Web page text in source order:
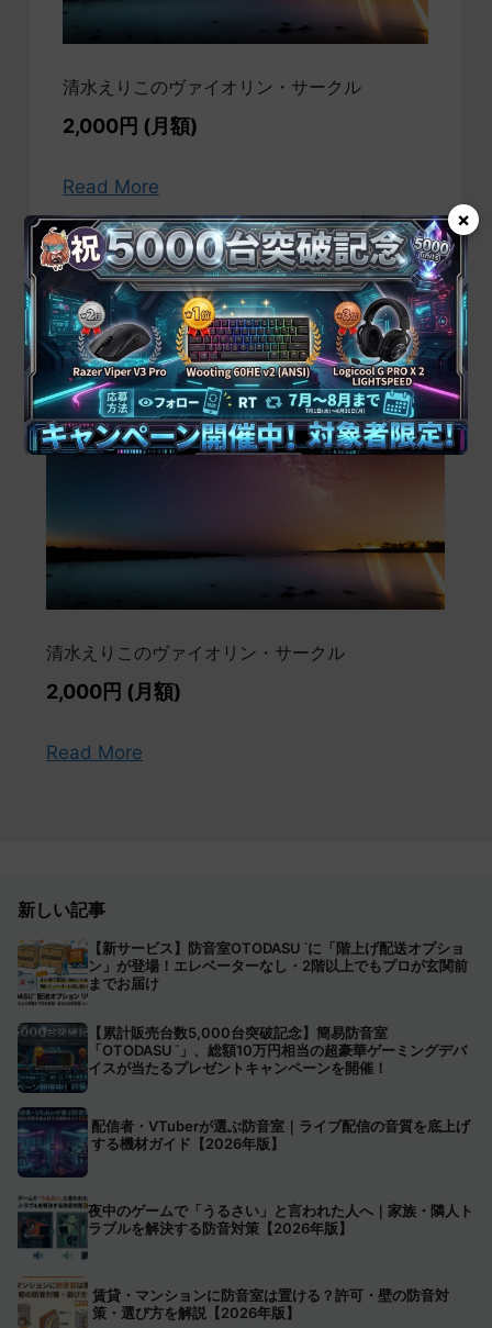
清水えりこのヴァイオリン・サークル
2,000円 (月額)
Read More
清水えりこのヴァイオリン・サークル
2,000円 (月額)
Read More
新しい記事
【新サービス】防音室OTODASU ™に「階上げ配送オプショ
ン」が登場！エレベーターなし・2階以上でもプロが玄関前
までお届け
【累計販売台数5,000台突破記念】簡易防音室
「OTODASU
™
」、総額10万円相当の超豪華ゲーミングデバ
イスが当たるプレゼントキャンペーンを開催！
配信者・VTuberが選ぶ防音室｜ライブ配信の音質を底上げ
する機材ガイド【2026年版】
夜中のゲームで「うるさい」と言われた人へ｜家族・隣人ト
ラブルを解決する防音対策【2026年版】
賃貸・マンションに防音室は置ける？許可・壁の防音対
策・選び方を解説【2026年版】
×